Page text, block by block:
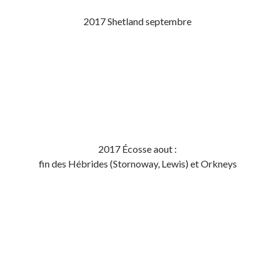
2017 Shetland septembre
2017 Écosse aout :
fin des Hébrides (Stornoway, Lewis) et Orkneys